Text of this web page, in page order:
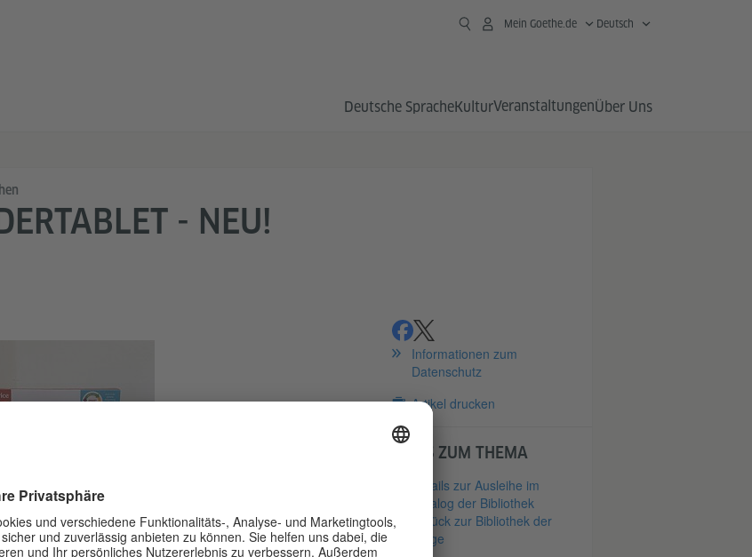
Mein Goethe.de Deutsch
Deutsche SpracheKulturVeranstaltungenÜber Uns
- NEU!
© GOETHE-INSTITUT
teilenteilen
Informationen zum
Datenschutz
Artikel drucken
LINKS ZUM THEMA
Details zur Ausleihe im
Katalog der Bibliothek
Zurück zur Bibliothek der
Dinge